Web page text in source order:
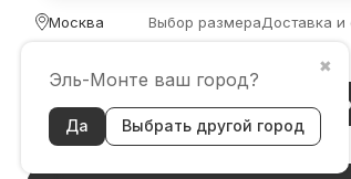
Москва
✖
Эль-Монте ваш город?
Да Выбрать другой город
Выбор размераДоставка и
Каталог